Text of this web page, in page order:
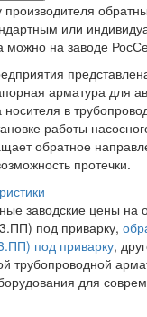
производителя
или
можно на заводе
арматура для
носителя в
работы
обратное
протечки.
заводские цены на
под приварку,
под приварку,
трубопроводной
для